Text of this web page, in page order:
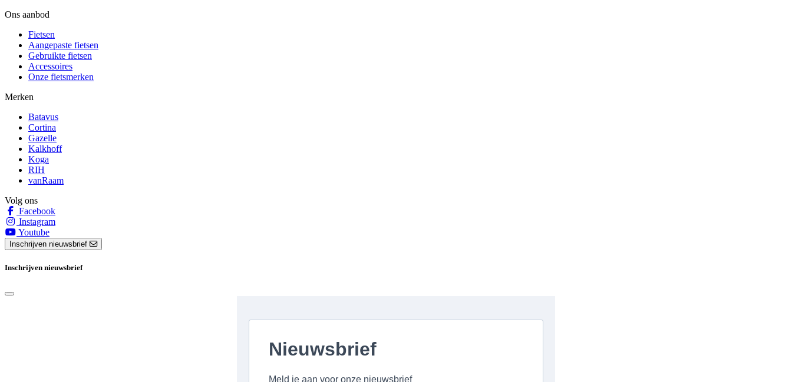
Ons aanbod
Fietsen
Aangepaste fietsen
Gebruikte fietsen
Accessoires
Onze fietsmerken
Merken
Batavus
Cortina
Gazelle
Kalkhoff
Koga
RIH
vanRaam
Volg ons
Facebook
Instagram
Youtube
Inschrijven nieuwsbrief
Inschrijven nieuwsbrief